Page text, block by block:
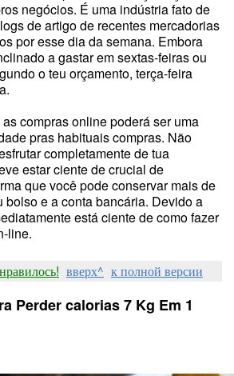
negócios. É uma indústria fato de
de artigo de recentes mercadorias
por esse dia da semana. Embora
a gastar em sextas-feiras ou
o teu orçamento, terça-feira
compras online poderá ser uma
pras habituais compras. Não
completamente de tua
estar ciente de crucial de
que você pode conservar mais de
bolso e a conta bancária. Devido a
está ciente de como fazer
line.
вверх^ к полной версии
Perder calorias 7 Kg Em 1